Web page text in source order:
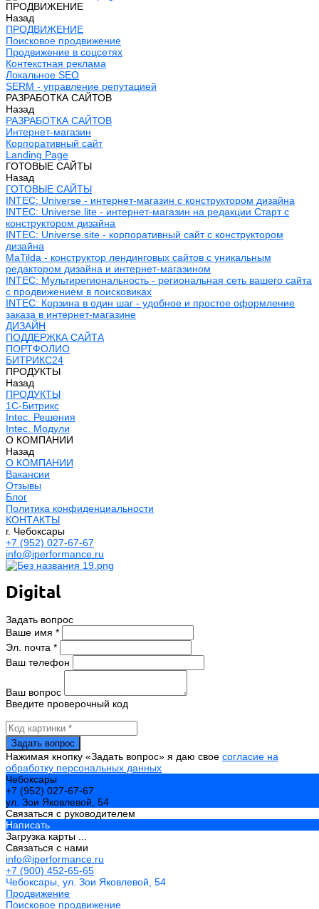
ПРОДВИЖЕНИЕ
Назад
ПРОДВИЖЕНИЕ
Поисковое продвижение
Продвижение в соцсетях
Контекстная реклама
Локальное SEO
SERM - управление репутацией
РАЗРАБОТКА САЙТОВ
Назад
РАЗРАБОТКА САЙТОВ
Интернет-магазин
Корпоративный сайт
Landing Page
ГОТОВЫЕ САЙТЫ
Назад
ГОТОВЫЕ САЙТЫ
INTEC: Universe - интернет-магазин с конструктором дизайна
INTEC: Universe.lite - интернет-магазин на редакции Старт с
конструктором дизайна
INTEC: Universe.site - корпоративный сайт с конструктором
дизайна
MaTilda - конструктор лендинговых сайтов с уникальным
редактором дизайна и интернет-магазином
INTEC: Мультирегиональность - региональная сеть вашего сайта
с продвижением в поисковиках
INTEC: Корзина в один шаг - удобное и простое оформление
заказа в интернет-магазине
ДИЗАЙН
ПОДДЕРЖКА САЙТА
ПОРТФОЛИО
БИТРИКС24
ПРОДУКТЫ
Назад
ПРОДУКТЫ
1С-Битрикс
Intec. Решения
Intec. Модули
О КОМПАНИИ
Назад
О КОМПАНИИ
Вакансии
Отзывы
Блог
Политика конфиденциальности
КОНТАКТЫ
г. Чебоксары
+7 (952) 027-67-67
info@iperformance.ru
Digital
Задать вопрос
Ваше имя *
Эл. почта *
Ваш телефон
Ваш вопрос
Введите проверочный код
Нажимая кнопку «Задать вопрос» я даю свое согласие на
обработку персональных данных
Чебоксары
+7 (952) 027-67-67
ул. Зои Яковлевой, 54
Связаться с руководителем
Написать
Загрузка карты ...
Связаться с нами
info@iperformance.ru
+7 (900) 452-65-65
Чебоксары, ул. Зои Яковлевой, 54
Продвижение
Поисковое продвижение